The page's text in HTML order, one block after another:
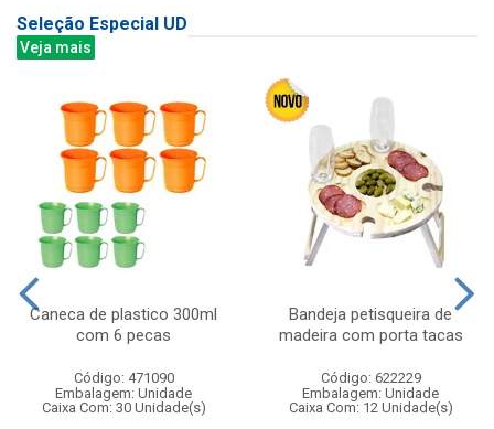
Seleção Especial UD
Veja mais
Caneca de plastico 300ml
com 6 pecas
Código: 471090
Embalagem: Unidade
Caixa Com: 30 Unidade(s)
Bandeja petisqueira de
madeira com porta tacas
Código: 622229
Embalagem: Unidade
Caixa Com: 12 Unidade(s)